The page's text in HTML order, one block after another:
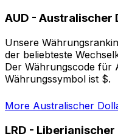
AUD - Australischer
Unsere
der beliebteste
Der Währungscode für
Währungssymbol ist $.
More Australischer
LRD - Liberianischer